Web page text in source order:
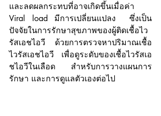
และลดผลกระทบที่อาจเกิดขึ้นเมื่อค่า
Viral load มีการเปลี่ยนแปลง  ซึ่งเป็น
ปัจจัยในการรักษาสุขภาพของผู้ติดเชื้อไว
รัสเอชไอวี ด้วยการตรวจหาปริมาณเชื้อ
ไวรัสเอชไอวี  เพื่อดูระดับของเชื้อไวรัสเอ
ชไอวีในเลือด สำหรับการวางแผนการ
รักษา และการดูแลตัวเองต่อไป